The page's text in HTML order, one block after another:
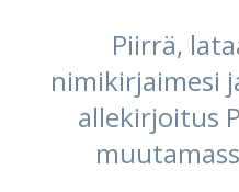
Piirrä,
nimikirjaimesi
allekirjoitus